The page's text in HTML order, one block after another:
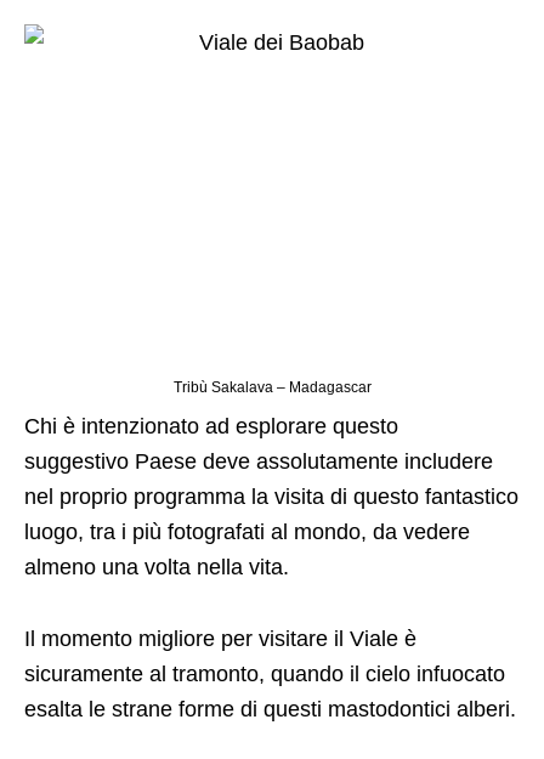
Tribù Sakalava – Madagascar
Chi è intenzionato ad esplorare questo
suggestivo Paese deve assolutamente includere
nel proprio programma la visita di questo fantastico
luogo, tra i più fotografati al mondo, da vedere
almeno una volta nella vita.
Il momento migliore per visitare il Viale è
sicuramente al tramonto, quando il cielo infuocato
esalta le strane forme di questi mastodontici alberi.